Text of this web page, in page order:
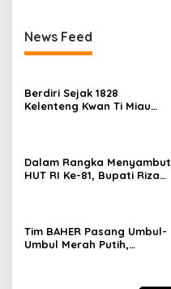
News Feed
Berdiri Sejak 1828
Kelenteng Kwan Ti Miau
Dalam Rangka Menyambut
HUT RI Ke-81, Bupati Riza
Kendaraan Bermotor
Tim BAHER Pasang Umbul-
Umbul Merah Putih,